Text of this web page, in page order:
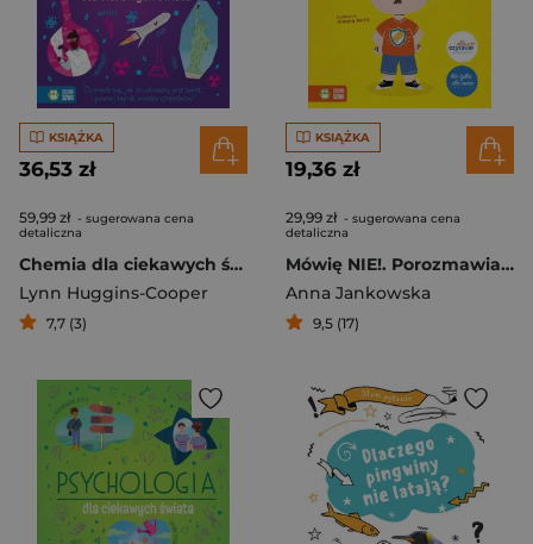
KSIĄŻKA
36,53 zł
59,99 zł - sugerowana cena
detaliczna
Chemia dla ciekawych świata
Lynn Huggins-Cooper
7,7 (3)
KSIĄŻKA
19,36 zł
29,99 zł - sugerowana cena
detaliczna
Mówię NIE!. Porozmawiaj ze mną
Anna Jankowska
9,5 (17)